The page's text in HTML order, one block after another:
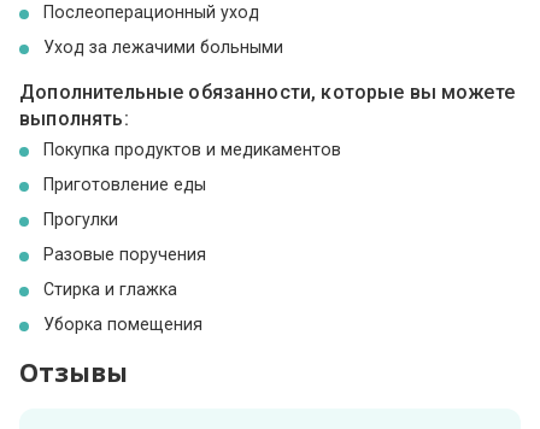
Послеоперационный уход
Уход за лежачими больными
Дополнительные обязанности, которые вы можете
выполнять:
Покупка продуктов и медикаментов
Приготовление еды
Прогулки
Разовые поручения
Стирка и глажка
Уборка помещения
Отзывы